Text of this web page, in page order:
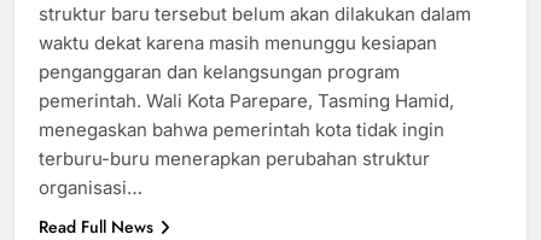
struktur baru tersebut belum akan dilakukan dalam
waktu dekat karena masih menunggu kesiapan
penganggaran dan kelangsungan program
pemerintah. Wali Kota Parepare, Tasming Hamid,
menegaskan bahwa pemerintah kota tidak ingin
terburu-buru menerapkan perubahan struktur
organisasi…
Read Full News